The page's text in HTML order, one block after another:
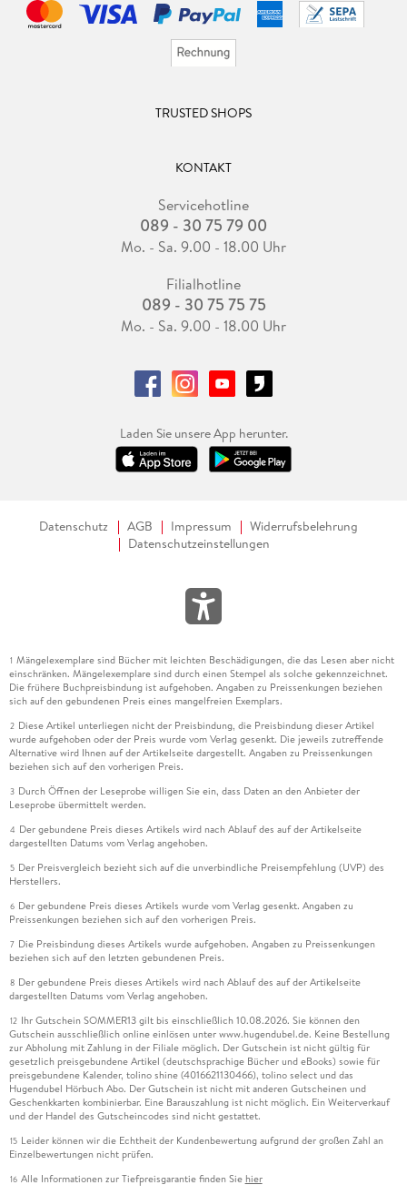
TRUSTED SHOPS
KONTAKT
Servicehotline
089 - 30 75 79 00
Mo. - Sa. 9.00 - 18.00 Uhr
Filialhotline
089 - 30 75 75 75
Mo. - Sa. 9.00 - 18.00 Uhr
Laden Sie unsere App herunter.
Datenschutz AGB Impressum
Widerrufsbelehrung
Datenschutzeinstellungen
1 Mängelexemplare sind Bücher mit leichten Beschädigungen, die das Lesen aber nicht
einschränken. Mängelexemplare sind durch einen Stempel als solche gekennzeichnet.
Die frühere Buchpreisbindung ist aufgehoben. Angaben zu Preissenkungen beziehen
sich auf den gebundenen Preis eines mangelfreien Exemplars.
2 Diese Artikel unterliegen nicht der Preisbindung, die Preisbindung dieser Artikel
wurde aufgehoben oder der Preis wurde vom Verlag gesenkt. Die jeweils zutreffende
Alternative wird Ihnen auf der Artikelseite dargestellt. Angaben zu Preissenkungen
beziehen sich auf den vorherigen Preis.
3 Durch Öffnen der Leseprobe willigen Sie ein, dass Daten an den Anbieter der
Leseprobe übermittelt werden.
4 Der gebundene Preis dieses Artikels wird nach Ablauf des auf der Artikelseite
dargestellten Datums vom Verlag angehoben.
5 Der Preisvergleich bezieht sich auf die unverbindliche Preisempfehlung (UVP) des
Herstellers.
6 Der gebundene Preis dieses Artikels wurde vom Verlag gesenkt. Angaben zu
Preissenkungen beziehen sich auf den vorherigen Preis.
7 Die Preisbindung dieses Artikels wurde aufgehoben. Angaben zu Preissenkungen
beziehen sich auf den letzten gebundenen Preis.
8 Der gebundene Preis dieses Artikels wird nach Ablauf des auf der Artikelseite
dargestellten Datums vom Verlag angehoben.
12 Ihr Gutschein SOMMER13 gilt bis einschließlich 10.08.2026. Sie können den
Gutschein ausschließlich online einlösen unter www.hugendubel.de. Keine Bestellung
zur Abholung mit Zahlung in der Filiale möglich. Der Gutschein ist nicht gültig für
gesetzlich preisgebundene Artikel (deutschsprachige Bücher und eBooks) sowie für
preisgebundene Kalender, tolino shine (4016621130466), tolino select und das
Hugendubel Hörbuch Abo. Der Gutschein ist nicht mit anderen Gutscheinen und
Geschenkkarten kombinierbar. Eine Barauszahlung ist nicht möglich. Ein Weiterverkauf
und der Handel des Gutscheincodes sind nicht gestattet.
15 Leider können wir die Echtheit der Kundenbewertung aufgrund der großen Zahl an
Einzelbewertungen nicht prüfen.
16 Alle Informationen zur Tiefpreisgarantie finden Sie hier